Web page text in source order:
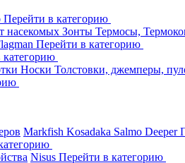
Перейти в категорию
насекомых Зонты Термосы,
Перейти в категорию
Носки Толстовки, джемперы,
Markfish Kosadaka Salmo Deeper
Nisus Перейти в категорию